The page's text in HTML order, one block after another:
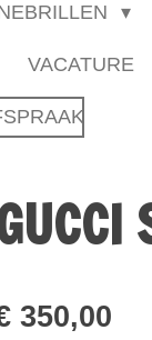
VACATURE
350,00